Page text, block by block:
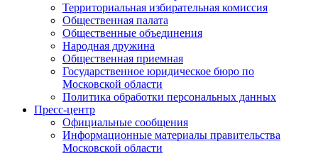
Территориальная избирательная комиссия
Общественная палата
Общественные объединения
Народная дружина
Общественная приемная
Государственное юридическое бюро по
Московской области
Политика обработки персональных данных
Пресс-центр
Официальные сообщения
Информационные материалы правительства
Московской области